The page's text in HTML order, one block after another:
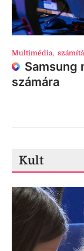
Multimédia,
Samsung
számára
Kult